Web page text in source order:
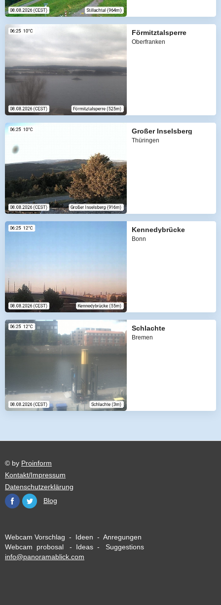
Förmitztalsperre
Oberfranken
Großer Inselsberg
Thüringen
Kennedybrücke
Bonn
Schlachte
Bremen
© by Proinform
Kontakt/Impressum
Datenschutzerklärung
Blog
Webcam Vorschlag - Ideen - Anregungen
Webcam probosal - Ideas - Suggestions
info@panoramablick.com